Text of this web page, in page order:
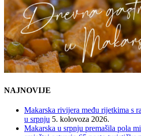
NAJNOVIJE
Makarska rivijera među rijetkima s
u srpnju 5. kolovoza 2026.
Makarska u srpnju premašila pola